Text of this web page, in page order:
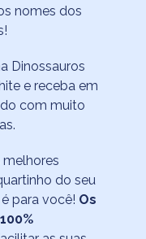
nomes dos
Dinossauros
e receba em
com muito
do seu
para você! Os